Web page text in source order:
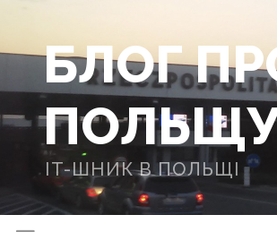
БЛОГ
IT-ШНИК В ПОЛЬЩІ